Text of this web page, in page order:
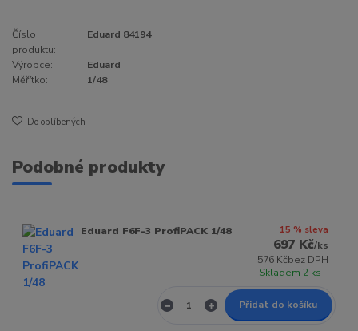
Číslo
produktu:
Eduard 84194
Výrobce:
Eduard
Měřítko:
1/48
Do oblíbených
Podobné produkty
Eduard F6F-3 ProfiPACK 1/48 15 % sleva
697 Kč/ks
576 Kčbez DPH
Skladem 2 ks
Přidat do košíku